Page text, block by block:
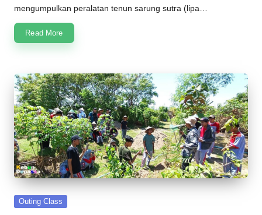
mengumpulkan peralatan tenun sarung sutra (lipa…
Read More
Posted
Outing Class